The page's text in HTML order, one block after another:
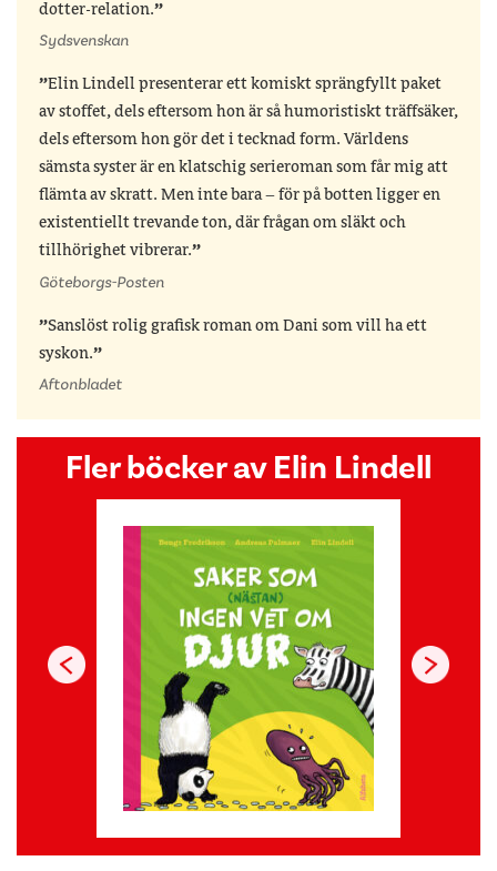
dotter-relation.
Sydsvenskan
Elin Lindell presenterar ett komiskt sprängfyllt paket
av stoffet, dels eftersom hon är så humoristiskt träffsäker,
dels eftersom hon gör det i tecknad form. Världens
sämsta syster är en klatschig serieroman som får mig att
flämta av skratt. Men inte bara – för på botten ligger en
existentiellt trevande ton, där frågan om släkt och
tillhörighet vibrerar.
Göteborgs-Posten
Sanslöst rolig grafisk roman om Dani som vill ha ett
syskon.
Aftonbladet
Fler böcker av Elin Lindell